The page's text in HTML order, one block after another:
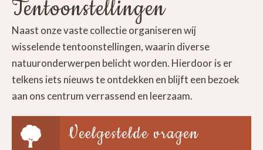
Tentoonstellingen
Naast onze vaste collectie organiseren wij
wisselende tentoonstellingen, waarin diverse
natuuronderwerpen belicht worden. Hierdoor is er
telkens iets nieuws te ontdekken en blijft een bezoek
aan ons centrum verrassend en leerzaam.
Veelgestelde vragen